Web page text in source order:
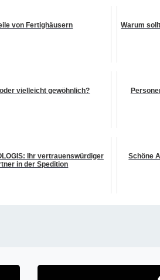
von Fertighäusern
Warum
vielleicht gewöhnlich?
Ihr vertrauenswürdiger
in der Spedition
Schöne